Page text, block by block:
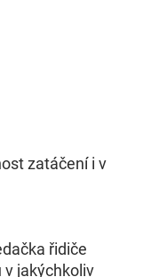
zatáčení i v
řidiče
jakýchkoliv